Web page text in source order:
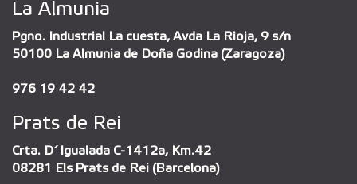
La Almunia
Pgno. Industrial La cuesta, Avda La Rioja, 9 s/n
50100 La Almunia de Doña Godina (Zaragoza)
976 19 42 42
Prats de Rei
Crta. D´Igualada C-1412a, Km.42
08281 Els Prats de Rei (Barcelona)